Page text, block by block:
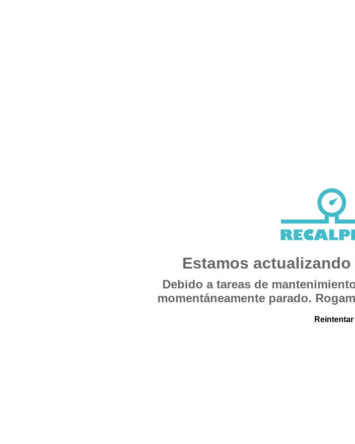
Estamos
Debido a tareas de
momentáneamente parado.
Reintentar